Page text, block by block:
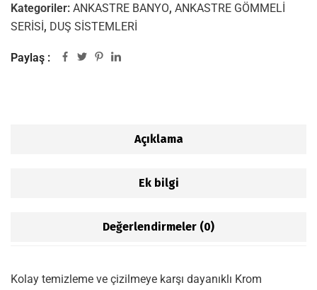
Kategoriler: ANKASTRE BANYO, ANKASTRE GÖMMELİ
SERİSİ, DUŞ SİSTEMLERİ
Paylaş :
Açıklama
Ek bilgi
Değerlendirmeler (0)
Kolay temizleme ve çizilmeye karşı dayanıklı Krom